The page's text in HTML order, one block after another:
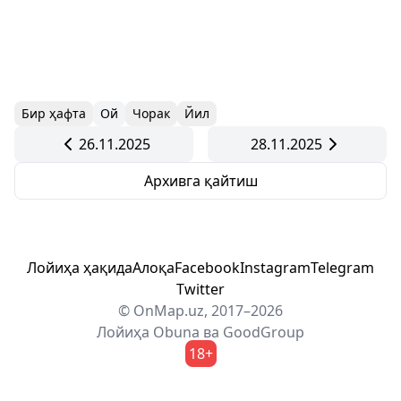
Бир ҳафта Ой Чорак Йил
26.11.2025
28.11.2025
Архивга қайтиш
Лойиҳа ҳақидаАлоқаFacebookInstagramTelegram
Twitter
© OnMap.uz, 2017–2026
Лойиҳа Obuna ва GoodGroup
18+